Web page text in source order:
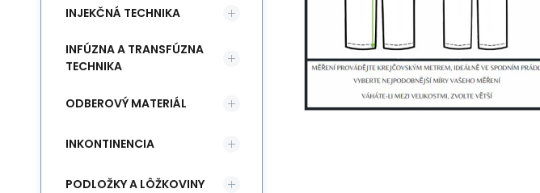
INJEKČNÁ TECHNIKA
INFÚZNA A TRANSFÚZNA
TECHNIKA
ODBEROVÝ MATERIÁL
INKONTINENCIA
PODLOŽKY A LÔŽKOVINY